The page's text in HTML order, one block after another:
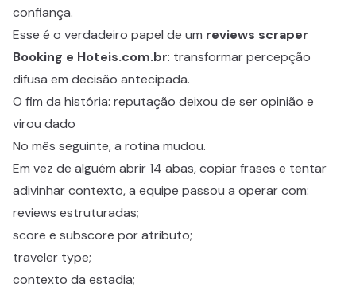
confiança.
Esse é o verdadeiro papel de um reviews scraper
Booking e Hoteis.com.br: transformar percepção
difusa em decisão antecipada.
O fim da história: reputação deixou de ser opinião e
virou dado
No mês seguinte, a rotina mudou.
Em vez de alguém abrir 14 abas, copiar frases e tentar
adivinhar contexto, a equipe passou a operar com:
reviews estruturadas;
score e subscore por atributo;
traveler type;
contexto da estadia;